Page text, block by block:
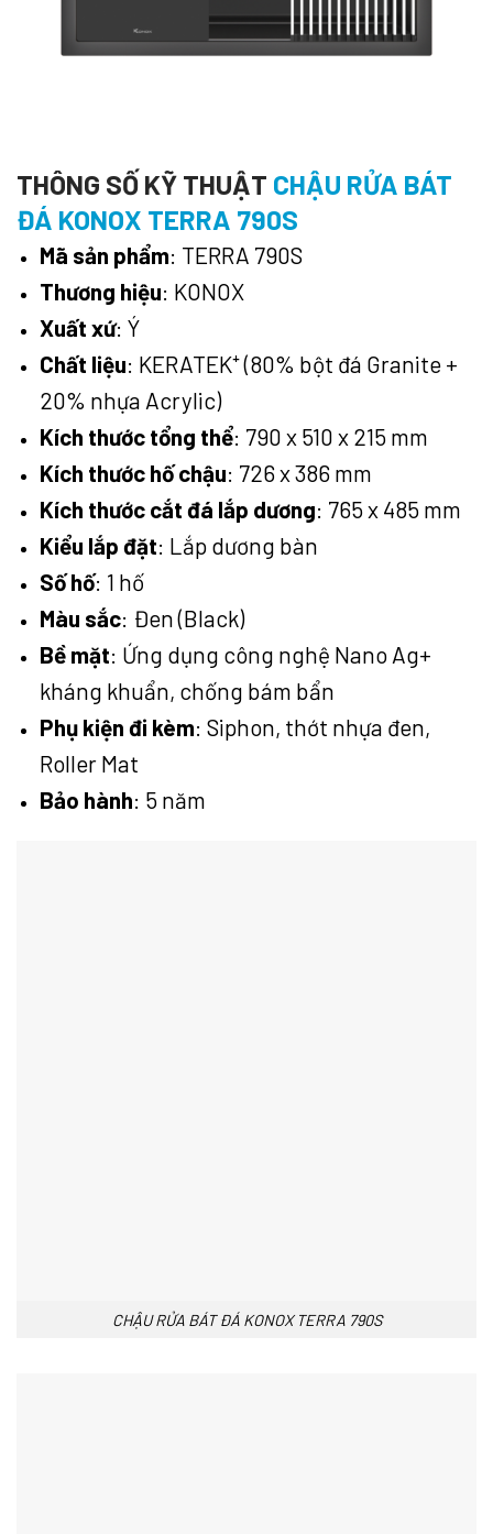
THÔNG SỐ KỸ THUẬT CHẬU RỬA BÁT
ĐÁ KONOX TERRA 790S
Mã sản phẩm: TERRA 790S
Thương hiệu: KONOX
Xuất xứ: Ý
Chất liệu: KERATEK⁺ (80% bột đá Granite +
20% nhựa Acrylic)
Kích thước tổng thể: 790 x 510 x 215 mm
Kích thước hố chậu: 726 x 386 mm
Kích thước cắt đá lắp dương: 765 x 485 mm
Kiểu lắp đặt: Lắp dương bàn
Số hố: 1 hố
Màu sắc: Đen (Black)
Bề mặt: Ứng dụng công nghệ Nano Ag+
kháng khuẩn, chống bám bẩn
Phụ kiện đi kèm: Siphon, thớt nhựa đen,
Roller Mat
Bảo hành: 5 năm
CHẬU RỬA BÁT ĐÁ KONOX TERRA 790S